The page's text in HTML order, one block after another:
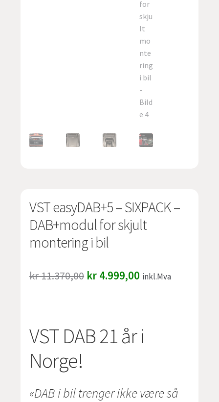
VST easyDAB+5 – SIXPACK –
DAB+modul for skjult
montering i bil
kr11.370,00 Opprinnelig
kr 11.370,00.
kr 4.999,00 Nåværende
kr 4.999,00.
inkl.Mva
VST DAB 21 år i
Norge!
«DAB i bil trenger ikke være så